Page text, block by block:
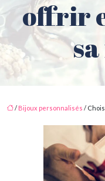
offrir
/ Bijoux personnalisés /